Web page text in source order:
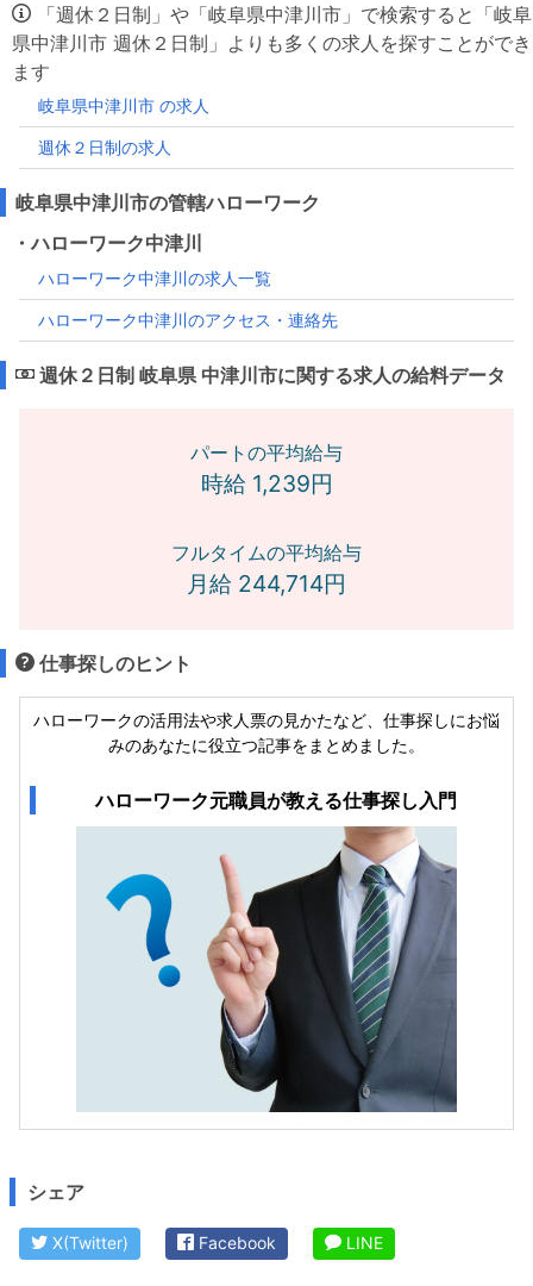
「週休２日制」や「岐阜県中津川市」で検索すると「岐阜
県中津川市 週休２日制」よりも多くの求人を探すことができ
ます
岐阜県中津川市 の求人
週休２日制の求人
岐阜県中津川市の管轄ハローワーク
・ハローワーク中津川
ハローワーク中津川の求人一覧
ハローワーク中津川のアクセス・連絡先
週休２日制 岐阜県 中津川市に関する求人の給料データ
パートの平均給与
時給 1,239円
フルタイムの平均給与
月給 244,714円
仕事探しのヒント
ハローワークの活用法や求人票の見かたなど、仕事探しにお悩
みのあなたに役立つ記事をまとめました。
ハローワーク元職員が教える仕事探し入門
シェア
X(Twitter) Facebook LINE